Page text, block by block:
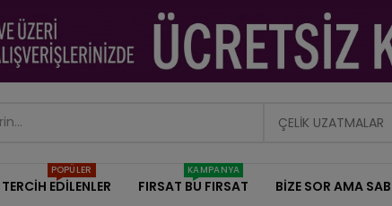
ÇELIK UZATMALAR
TERCİH EDİLENLER
POPÜLER
FIRSAT BU FIRSAT
KAMPANYA
BİZE SOR AMA